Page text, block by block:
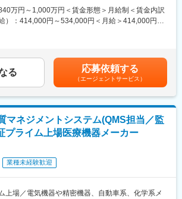
の魅力
モの生産を支えるマザー工場です。心臓や脳外科
る多品種なカテーテルやECMO（体外式膜型人工
開発から製造まで一貫して対応しています。特
テーテル治療の検査用ガイドワイヤーは世界シェ
にも世界トップクラスシェア製品を多数生産して
社の定める業務
開発・量産化支援
会社開発製品への仕様インプット及び国内導入業
機械設計のシニアエンジニアとして、機械系メン
他技術メンバー、他部署メンバーとの連携をと
クト（開発、設計変更、導入等）を牽引していた
臓血管カンパニー ME R&D部」では、人工心肺や
万円～1,000万円＜賃金形態＞月給制＜賃金内訳
）：414,000円～534,000円＜月給＞414,000円～
り、選考を通じて上下する可能性があります。月
手当を含めた表記です。
る 応募依頼する
（エージェントサービス）
マネジメントシステム(QMS担当／監
プライム上場医療機器メーカー
業種未経験歓迎
上場／電気機器や精密機器、自動車系、化学系メ